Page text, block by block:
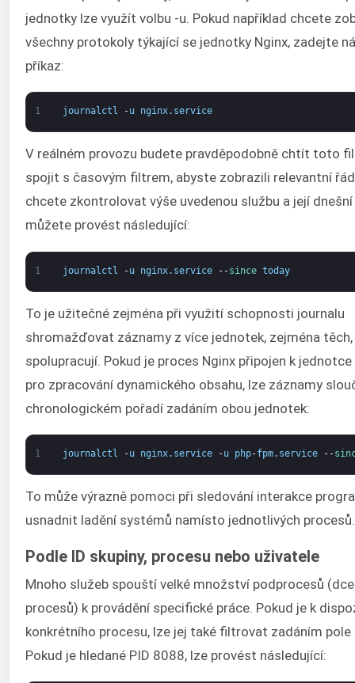
jednotky lze využít volbu -u. Pokud například chcete
všechny protokoly týkající se jednotky Nginx, zadejte
příkaz:
1 journalctl -u nginx. service
V reálném provozu budete pravděpodobně chtít toto
spojit s časovým filtrem, abyste zobrazili relevantní
chcete zkontrolovat výše uvedenou službu a její dnešní
můžete provést následující:
1 journalctl -u nginx. service --since today
To je užitečné zejména při využití schopnosti journalu
shromažďovat záznamy z více jednotek, zejména
spolupracují. Pokud je proces Nginx připojen k jednotce
pro zpracování dynamického obsahu, lze záznamy
chronologickém pořadí zadáním obou jednotek:
1 journalctl -u nginx. service -u php-fpm. service --
To může výrazně pomoci při sledování interakce
usnadnit ladění systémů namísto jednotlivých procesů.
Podle ID skupiny, procesu nebo uživatele
Mnoho služeb spouští velké množství podprocesů
procesů) k provádění specifické práce. Pokud je k
konkrétního procesu, lze jej také filtrovat zadáním pole
Pokud je hledané PID 8088, lze provést následující: